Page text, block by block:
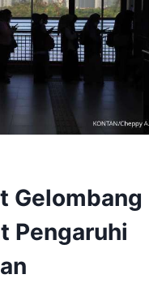
Gelombang
Pengaruhi